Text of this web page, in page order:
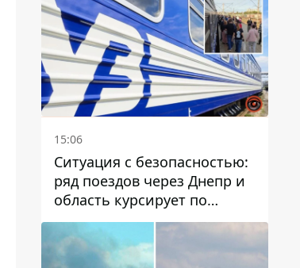
15:06
Ситуация с безопасностью:
ряд поездов через Днепр и
область курсирует по
измененному маршруту, а
часть пути заменили
автобусами и электричками